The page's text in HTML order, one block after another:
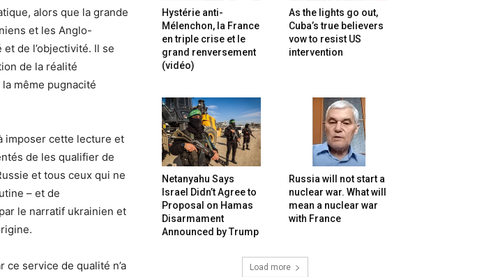
alors que la grande
et les Anglo-
de l’objectivité. Il se
de la réalité
même pugnacité
imposer cette lecture et
de les qualifier de
et tous ceux qui ne
– et de
le narratif ukrainien et
ce service de qualité n’a
Hystérie anti-
Mélenchon, la France
en triple crise et le
grand renversement
(vidéo)
As the lights go out,
Cuba’s true believers
vow to resist US
intervention
Netanyahu Says
Israel Didn’t Agree to
Proposal on Hamas
Disarmament
Announced by Trump
Russia will not start a
nuclear war. What will
mean a nuclear war
with France
Load more